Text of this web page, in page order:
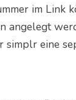
im Link
angelegt
simplr eine